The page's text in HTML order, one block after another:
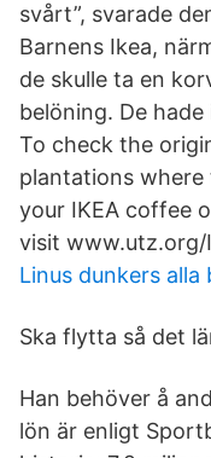
svårt”, svarade
Barnens Ikea,
de skulle ta en
belöning. De
To check the
plantations
your IKEA coffee
visit www.utz.org/
Linus dunkers alla
Ska flytta så det
Han behöver å
lön är enligt